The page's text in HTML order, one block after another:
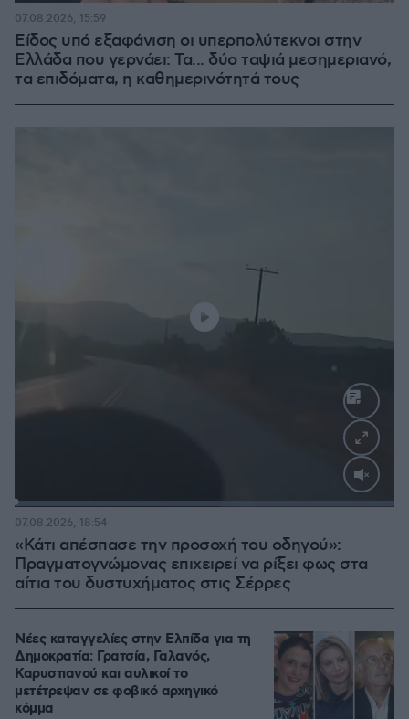
Είδος υπό εξαφάνιση οι υπερπολύτεκνοι στην
Ελλάδα που γερνάει: Τα... δύο ταψιά μεσημεριανό,
τα επιδόματα, η καθημερινότητά τους
07.08.2026, 15:59
Loaded:
«Κάτι απέσπασε την προσοχή του οδηγού»:
Πραγματογνώμονας επιχειρεί να ρίξει φως στα
αίτια του δυστυχήματος στις Σέρρες
07.08.2026, 18:54
Νέες καταγγελίες στην Ελπίδα για τη
Δημοκρατία: Γρατσία, Γαλανός,
Καρυστιανού και αυλικοί το
μετέτρεψαν σε φοβικό αρχηγικό
κόμμα